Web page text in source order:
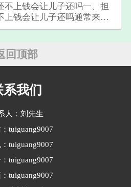
不上钱会让儿子还吗一、担
上钱会让儿子还吗通常来
证人无法履行债务义务的情
为承担还款责任。因为保证
的是基于自身财产与信誉的
回顶部
系我们
人：刘先生
tuiguang9007
tuiguang9007
tuiguang9007
tuiguang9007